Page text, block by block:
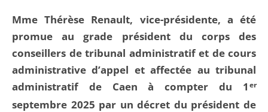
Mme Thérèse Renault, vice-présidente, a été
promue au grade président du corps des
conseillers de tribunal administratif et de cours
administrative d’appel et affectée au tribunal
administratif de Caen à compter du 1 er
septembre 2025 par un décret du président de